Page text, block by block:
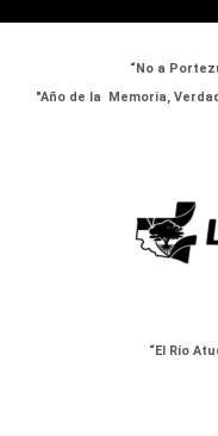
“No a
"Año de la Memoria,
“El Río